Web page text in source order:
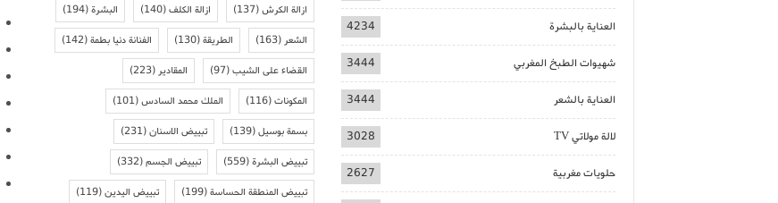
العناية بالبشرة 4234
شهيوات الطبخ المغربي 3444
العناية بالشعر 3444
لالة مولاتي TV 3028
حلويات مغربية 2627
ازالة الكرش(137) ازالة الكلف(140) البشرة(194)
الشعر(163) الطريقة(130) الفنانة دنيا بطمة(142)
القضاء على الشيب(97) المقادير(223)
المكونات(116) الملك محمد السادس(101)
بسمة بوسيل(139) تبييض الاسنان(231)
تبييض البشرة(559) تبييض الجسم(332)
تبييض المنطقة الحساسة(199) تبييض اليدين(119)